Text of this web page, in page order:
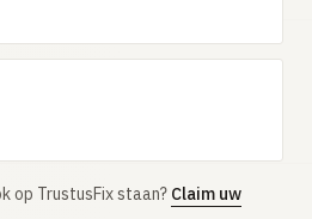
op TrustusFix staan? Claim uw